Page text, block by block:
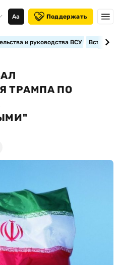
Аа Поддержать
и руководства ВСУ
ТРАМПА ПО